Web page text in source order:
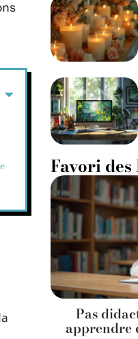
Favori
Pas
apprendre